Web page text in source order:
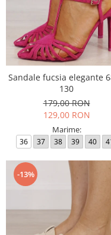
Sandale fucsia elegante
130
179,00 RON
129,00 RON
Marime:
36 37 38 39 40
-13%